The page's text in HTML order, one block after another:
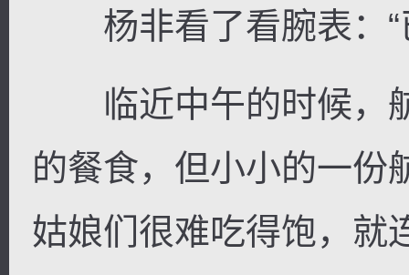
杨非看了看腕表：“
临近中午的时候，
的餐食，但小小的一份
姑娘们很难吃得饱，就